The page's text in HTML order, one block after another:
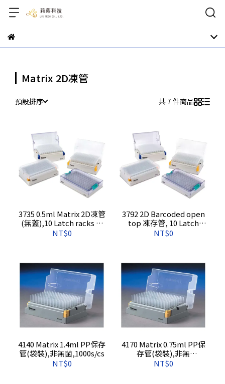
Matrix 2D凍管
預設排序 共 7 件商品
3735 0.5ml Matrix 2D凍管
(無蓋),10 Latch racks of
96 tubes/cs, 960s/cs
NT$0
3792 2D Barcoded open
top 凍存管, 10 Latch
Rack of 96tubes/cs
NT$0
4140 Matrix 1.4ml PP保存
管(袋裝),非無菌,1000s/cs
NT$0
4170 Matrix 0.75ml PP保
存管(袋裝),非無
菌,1000s/cs
NT$0